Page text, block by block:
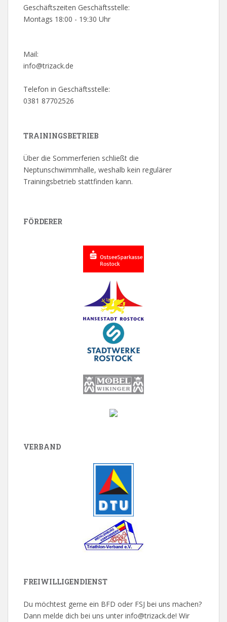
Geschäftszeiten Geschäftsstelle:
Montags 18:00 - 19:30 Uhr
Mail:
info@trizack.de
Telefon in Geschäftsstelle:
0381 87702526
TRAININGSBETRIEB
Über die Sommerferien schließt die
Neptunschwimmhalle, weshalb kein regulärer
Trainingsbetrieb stattfinden kann.
FÖRDERER
VERBAND
FREIWILLIGENDIENST
Du möchtest gerne ein BFD oder FSJ bei uns machen?
Dann melde dich bei uns unter info@trizack.de! Wir